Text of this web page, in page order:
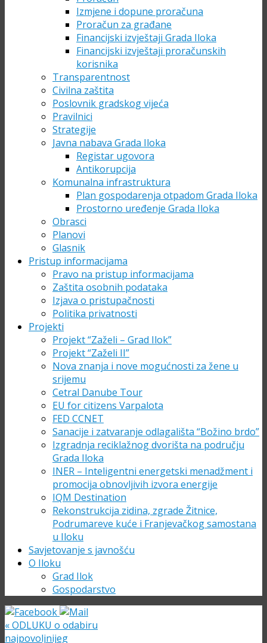
Izmjene i dopune proračuna
Proračun za građane
Financijski izvještaji Grada Iloka
Financijski izvještaji proračunskih
korisnika
Transparentnost
Civilna zaštita
Poslovnik gradskog vijeća
Pravilnici
Strategije
Javna nabava Grada Iloka
Registar ugovora
Antikorupcija
Komunalna infrastruktura
Plan gospodarenja otpadom Grada Iloka
Prostorno uređenje Grada Iloka
Obrasci
Planovi
Glasnik
Pristup informacijama
Pravo na pristup informacijama
Zaštita osobnih podataka
Izjava o pristupačnosti
Politika privatnosti
Projekti
Projekt “Zaželi – Grad Ilok”
Projekt “Zaželi II”
Nova znanja i nove mogućnosti za žene u
srijemu
Cetral Danube Tour
EU for citizens Varpalota
FED CCNET
Sanacije i zatvaranje odlagališta “Božino brdo”
Izgradnja reciklažnog dvorišta na području
Grada Iloka
INER – Inteligentni energetski menadžment i
promocija obnovljivih izvora energije
IQM Destination
Rekonstrukcija zidina, zgrade Žitnice,
Podrumareve kuće i Franjevačkog samostana
u Iloku
Savjetovanje s javnošću
O Iloku
Grad Ilok
Gospodarstvo
«ODLUKU o odabiru
najpovoljnijeg